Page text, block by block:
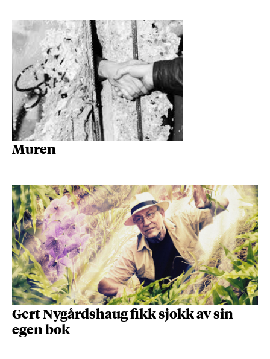
Muren
Gert Nygårdshaug fikk sjokk av sin
egen bok